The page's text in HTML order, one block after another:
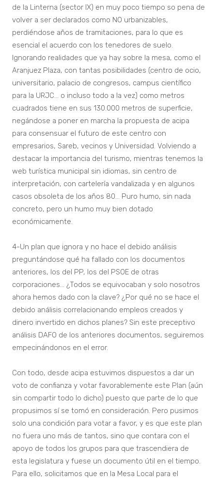
de la Linterna (sector IX) en muy poco tiempo so pena de
volver a ser declarados como NO urbanizables,
perdiéndose años de tramitaciones, para lo que es
esencial el acuerdo con los tenedores de suelo.
Ignorando realidades que ya hay sobre la mesa, como el
Aranjuez Plaza, con tantas posibilidades (centro de ocio,
universitario, palacio de congresos, campus científico
para la URJC… o incluso todo a la vez) como metros
cuadrados tiene en sus 130.000 metros de superficie,
negándose a poner en marcha la propuesta de acipa
para consensuar el futuro de este centro con
empresarios, Sareb, vecinos y Universidad. Volviendo a
destacar la importancia del turismo, mientras tenemos la
web turística municipal sin idiomas, sin centro de
interpretación, con cartelería vandalizada y en algunos
casos obsoleta de los años 80… Puro humo, sin nada
concreto, pero un humo muy bien dotado
económicamente.
4-Un plan que ignora y no hace el debido análisis
preguntándose qué ha fallado con los documentos
anteriores, los del PP, los del PSOE de otras
corporaciones… ¿Todos se equivocaban y solo nosotros
ahora hemos dado con la clave? ¿Por qué no se hace el
debido análisis correlacionando empleos creados y
dinero invertido en dichos planes? Sin este preceptivo
análisis DAFO de los anteriores documentos, seguiremos
empecinándonos en el error.
Con todo, desde acipa estuvimos dispuestos a dar un
voto de confianza y votar favorablemente este Plan (aún
sin compartir todo lo dicho) puesto que parte de lo que
propusimos sí se tomó en consideración. Pero pusimos
solo una condición para votar a favor, y es que este plan
no fuera uno más de tantos, sino que contara con el
apoyo de todos los grupos para que trascendiera de
esta legislatura y fuese un documento útil en el tiempo.
Para ello, solicitamos que en la Mesa Local para el